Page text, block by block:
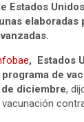
Estados
elaboradas
, Estados
de
diciembre,